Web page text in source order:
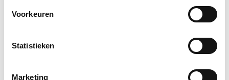
Voorkeuren
Statistieken
Marketing
effectief tegen verschillende soo...